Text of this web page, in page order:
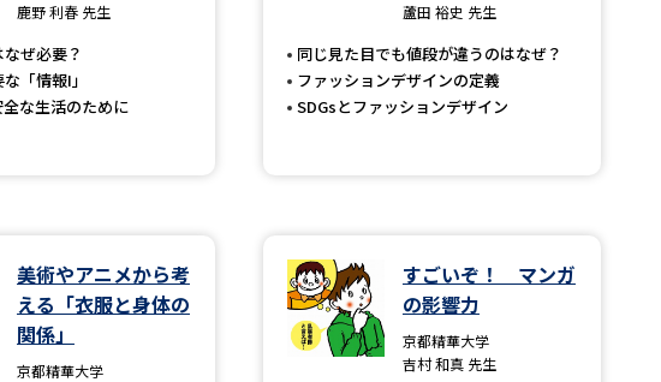
集
国際・グローバルに強い大学特集
学金・特待生制度特集
デジタルパンフレット
ト号特集ページ（高3生用）
などを調べる
実施プログラムから探す
集
夢ナビライブ
鹿野 利春 先生
ぜ必要？
「情報I」
な生活のために
蘆田 裕史 先生
同じ見た目でも値段が違うのはなぜ？
ファッションデザインの定義
SDGsとファッションデザイン
美術やアニメから考
える「衣服と身体の
関係」
京都精華大学
すごいぞ！ マンガ
の影響力
京都精華大学
吉村 和真 先生